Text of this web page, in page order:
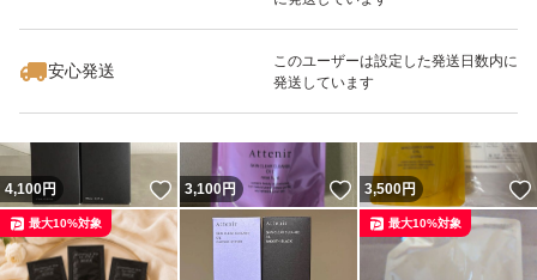
【肌質】全肌質
・毛穴の目立ちが気になる方
・しっかりメイクを素早く落としたい方
【特徴】
・W洗顔不要
・濡れた手でも使える(肌が非常に濡れている洗髪後など
安心発送
このユーザーは設定した発送日数内に
発送しています
いいね！
3,500
4,100円 いいね！
3,100円 いいね！
3,500円
最大10%対象 最大10%対象